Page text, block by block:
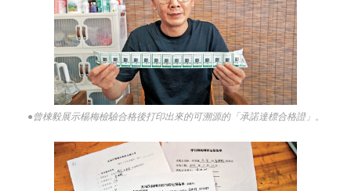
●曾棟毅展示楊梅檢驗合格後打印出來的可溯源的「承諾達標合格證」。